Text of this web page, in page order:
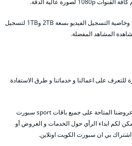
كما تتوافر فيها خاصية التحكم العائلي وخاصية التسجيل الفيديو بسعة 2TB و1TB لتسجيل
المشاهد المفضلة.
على اعمالنا و خدماتنا و طرق الاستفادة
هذا و يمكنكم التعرف على اسعارنا و عروضنا المتاحة على جميع باقات sport سبورت
يمكن لكم ابداء الرأي حول الخدمات و العروض أو